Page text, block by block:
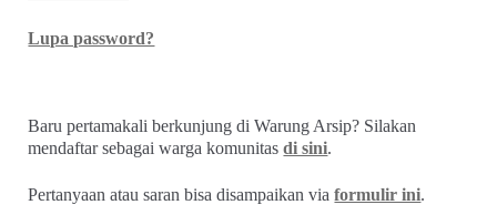
Lupa password?
Baru pertamakali berkunjung di Warung Arsip? Silakan
mendaftar sebagai warga komunitasdi sini.
Pertanyaan atau saran bisa disampaikan viaformulir ini.